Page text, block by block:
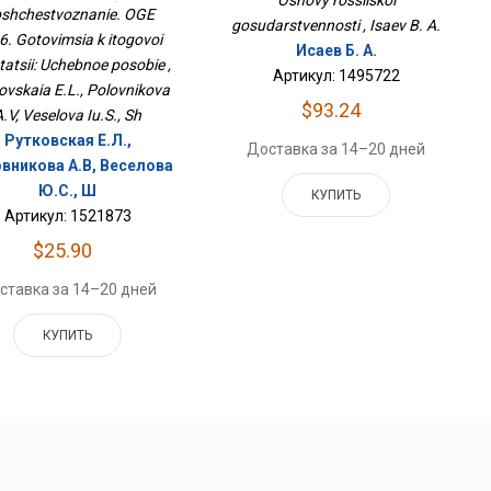
Учебное
OGE
Gotovimsia k itogovoi
Uchebnoe posobie ,
E.L., Polovnikova
Veselova Iu.S., Sh
Рутковская Е.Л.,
А.В, Веселова
Ю.С., Ш
Артикул: 1521873
$25.90
за 14–20 дней
КУПИТЬ
gosudarstvennosti , Isaev B. A.
Исаев Б. А.
Артикул: 1495722
$93.24
Доставка за 14–20 дней
КУПИТЬ